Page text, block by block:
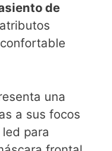
de
una
a sus focos
para